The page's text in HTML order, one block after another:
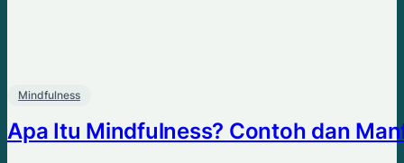
Mindfulness
Apa Itu Mindfulness? Contoh dan